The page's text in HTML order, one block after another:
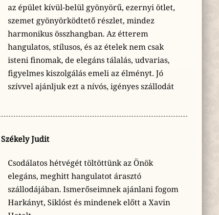
az épület kívül-belül gyönyörű, ezernyi ötlet,
szemet gyönyörködtető részlet, mindez
harmonikus összhangban. Az étterem
hangulatos, stílusos, és az ételek nem csak
isteni finomak, de elegáns tálalás, udvarias,
figyelmes kiszolgálás emeli az élményt. Jó
szívvel ajánljuk ezt a nívós, igényes szállodát
Székely Judit
Csodálatos hétvégét töltöttünk az Önök
elegáns, meghitt hangulatot árasztó
szállodájában. Ismerőseimnek ajánlani fogom
Harkányt, Siklóst és mindenek előtt a Xavin